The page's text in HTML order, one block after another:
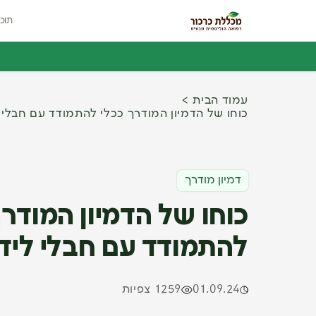
עמוד הבית
כוחו של הדמיון המודרך ככלי להתמודד עם חבלי
דמיון מודרך
כוחו של הדמיון
להתמודד עם חבלי
01.09.24 1259 צפיות